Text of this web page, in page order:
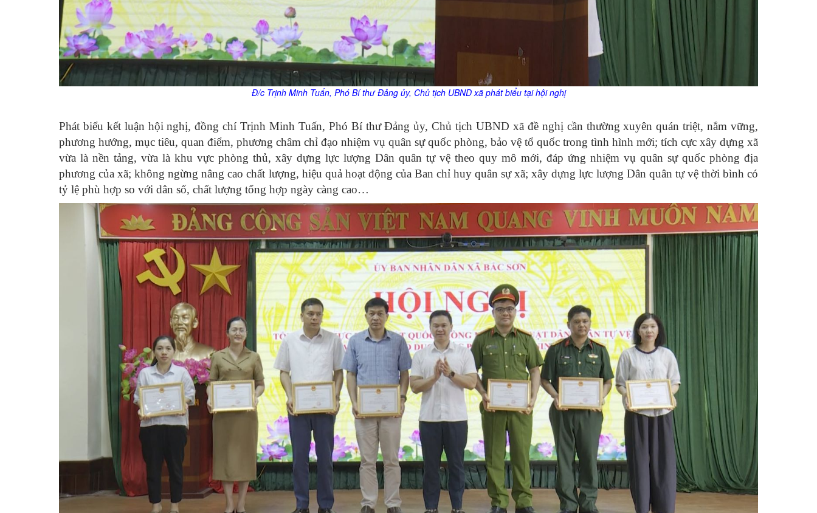
Đ/cTrịnh Minh Tuấn, Phó Bí thư Đảng ủy, Chủ tịch UBND xãphát biểu tại hội nghị
Phát biểu kết luận hội nghị, đồng chí Trịnh Minh Tuấn, Phó Bí thư Đảng ủy, Chủ tịch UBND xã đề nghị cần thường xuyên quán triệt, nắm vững,
phương hướng, mục tiêu, quan điểm, phương châm chỉ đạo nhiệm vụ quân sự quốc phòng, bảo vệ tổ quốc trong tình hình mới; tích cực xây dựng xã
vừa là nền tảng, vừa là khu vực phòng thủ, xây dựng lực lượng Dân quân tự vệ theo quy mô mới, đáp ứng nhiệm vụ quân sự quốc phòng địa
phương của xã; không ngừng nâng cao chất lượng, hiệu quả hoạt động của Ban chỉ huy quân sự xã; xây dựng lực lượng Dân quân tự vệ thời bình có
tỷ lệ phù hợp so với dân số, chất lượng tổng hợp ngày càng cao…